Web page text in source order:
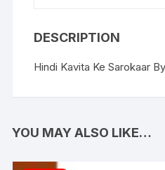
DESCRIPTION
Hindi Kavita Ke Sarokaar
YOU MAY ALSO LIKE…